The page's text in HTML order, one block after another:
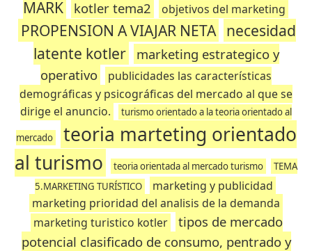
MARK
kotler tema2 objetivos del marketing
PROPENSION A VIAJAR NETA necesidad
latente kotler
marketing estrategico y
operativo
publicidades las características
demográficas y psicográficas del mercado al que se
dirige el anuncio.
turismo orientado a la teoria orientado al
mercado
teoria marteting orientado
al turismo
teoria orientada al mercado turismo
TEMA
5.MARKETING TURÍSTICO
marketing y publicidad
marketing prioridad del analisis de la demanda
marketing turistico kotler
tipos de mercado
potencial clasificado de consumo, pentrado y